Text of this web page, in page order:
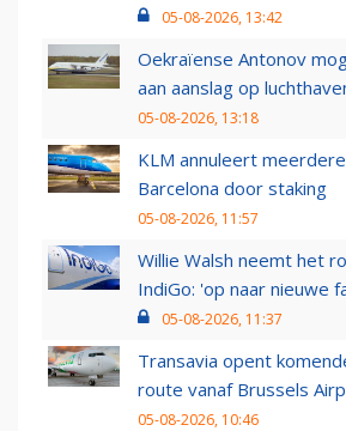
05-08-2026, 13:42
Oekraïense Antonov
aan aanslag op
05-08-2026, 13:18
KLM annuleert
Barcelona door staking
05-08-2026, 11:57
Willie Walsh neemt het
IndiGo: 'op naar nieuwe
05-08-2026, 11:37
Transavia opent
route vanaf Brussels
05-08-2026, 10:46